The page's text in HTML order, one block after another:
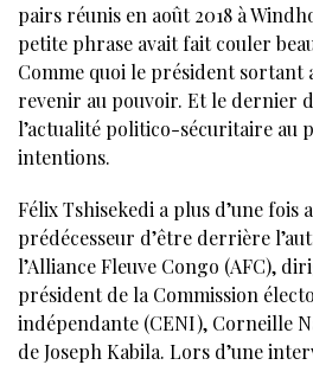
pairs réunis en août 2018 à
petite phrase avait fait couler
Comme quoi le président sortant
revenir au pouvoir. Et le dernier
l’actualité politico-sécuritaire au
intentions.
Félix Tshisekedi a plus d’une fois
prédécesseur d’être derrière
l’Alliance Fleuve Congo (AFC),
président de la Commission
indépendante (CENI), Corneille
de Joseph Kabila. Lors d’une